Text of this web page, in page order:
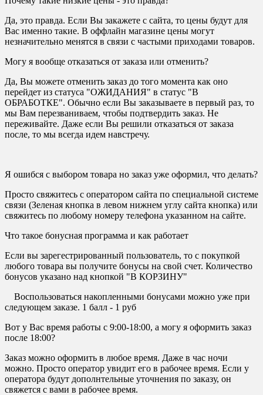
Да, это правда. Если Вы закажете с сайта, то цены будут для
Вас именно такие. В оффлайн магазине цены могут
незначительно менятся в связи с частыми приходами товаров.
Могу я вообще отказаться от заказа или отменить?
Да, Вы можете отменить заказ до того момента как оно
перейдет из статуса "ОЖИДАНИЯ" в статус "В
ОБРАБОТКЕ". Обычно если Вы заказываете в первый раз, то
мы Вам перезваниваем, чтобы подтвердить заказ. Не
переживайте. Даже если Вы решили отказаться от заказа
после, то мы всегда идем навстречу.
Я ошибся с выбором товара но заказ уже оформил, что делать?
Просто свяжитесь с оператором сайта по специальной системе
связи (Зеленая кнопка в левом нижнем углу сайта кнопка) или
свяжитесь по любому номеру телефона указанном на сайте.
Что такое бонусная программа и как работает
Если вы зарегестрированный пользователь, то с покупкой
любого товара вы получите бонусы на свой счет. Количество
бонусов указано над кнопкой "В КОРЗИНУ"
Воспользоваться накопленными бонусами можно уже при
следующем заказе. 1 балл - 1 руб
Вот у Вас время работы с 9:00-18:00, а могу я оформить заказ
после 18:00?
Заказ можно оформить в любое время. Даже в час ночи
можно. Просто оператор увидит его в рабочее время. Если у
оператора будут дополнтельные уточнения по заказу, он
свяжется с вами в рабочее время.